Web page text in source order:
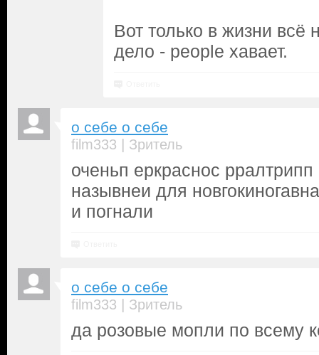
Вот только в жизни всё
дело - people хавает.
о себе о себе
film333 | Зритель
оченьп еркраснос
назывнеи для
и погнали
о себе о себе
film333 | Зритель
да розовые мопли по всему